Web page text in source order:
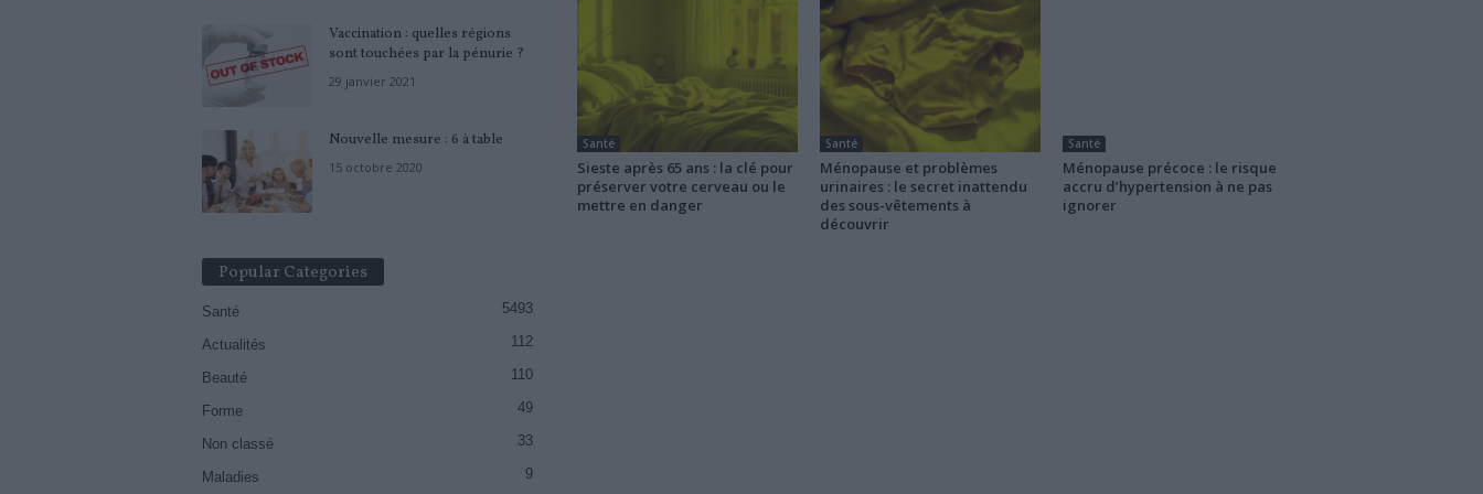
Santé
Sieste après 65 ans : la clé pour
préserver votre cerveau ou le
mettre en danger
Santé
Ménopause et problèmes
urinaires : le secret inattendu
des sous-vêtements à
découvrir
Santé
Ménopause précoce : le risque
accru d’hypertension à ne pas
ignorer
Vaccination : quelles régions
sont touchées par la pénurie ?
29 janvier 2021
Nouvelle mesure : 6 à table
15 octobre 2020
Popular Categories
Santé 5493
Actualités 112
Beauté 110
Forme 49
Non classé 33
Maladies 9